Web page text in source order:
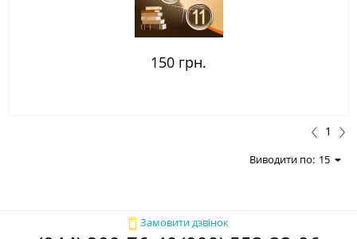
150 грн.
1
Виводити по: 15
Замовити дзвінок